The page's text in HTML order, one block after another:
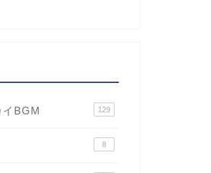
イBGM 129
8